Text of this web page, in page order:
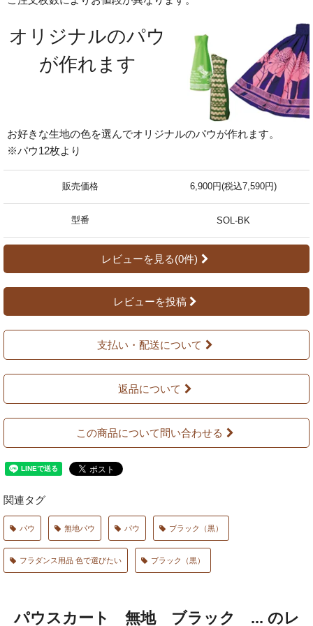
オリジナルのパウ
が作れます
お好きな生地の色を選んでオリジナルのパウが作れます。
※パウ12枚より
販売価格 6,900円(税込7,590円)
型番 SOL-BK
レビューを見る(0件)
レビューを投稿
支払い・配送について
返品について
この商品について問い合わせる
関連タグ
パウ 無地パウ パウ ブラック（黒）
フラダンス用品 色で選びたい ブラック（黒）
パウスカート 無地 ブラック ... のレ